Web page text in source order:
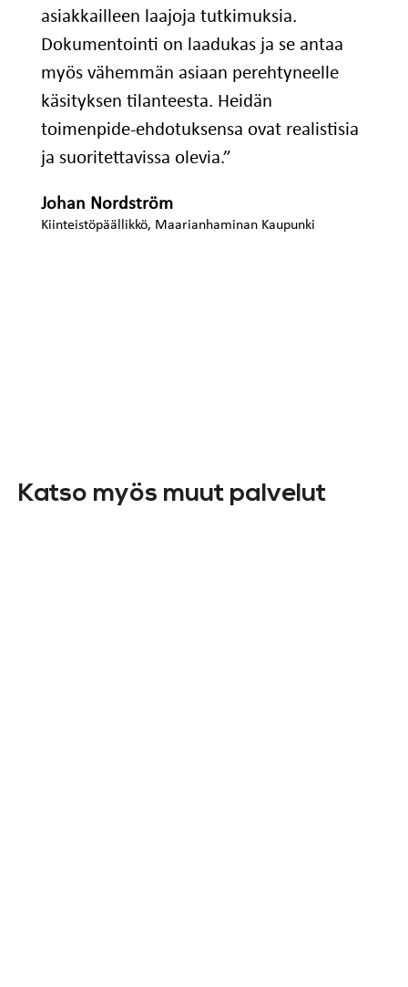
asiakkailleen laajoja tutkimuksia.
Dokumentointi on laadukas ja se antaa
myös vähemmän asiaan perehtyneelle
käsityksen tilanteesta. Heidän
toimenpide-ehdotuksensa ovat realistisia
ja suoritettavissa olevia.”
Johan Nordström
Kiinteistöpäällikkö, Maarianhaminan Kaupunki
Katso myös muut palvelut